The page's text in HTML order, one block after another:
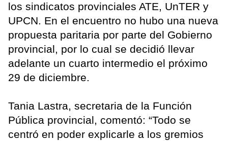
los sindicatos provinciales ATE, UnTER y
UPCN. En el encuentro no hubo una nueva
propuesta paritaria por parte del Gobierno
provincial, por lo cual se decidió llevar
adelante un cuarto intermedio el próximo
29 de diciembre.
Tania Lastra, secretaria de la Función
Pública provincial, comentó: “Todo se
centró en poder explicarle a los gremios